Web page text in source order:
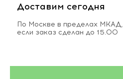
Доставим сегодня
По Москве в пределах МКАД,
если заказ сделан до 15.00